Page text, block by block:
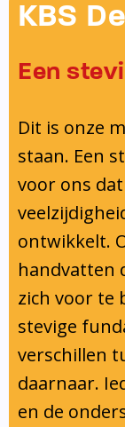
KBS
Een
Dit is onze
staan. Een
voor ons
ontwikkelt.
handvatten
zich voor te
stevige
verschillen
daarnaar.
en de